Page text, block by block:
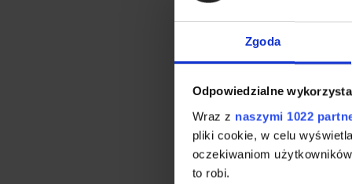
Zgoda
Odpowiedzialne
Wraz z naszymi 1022
pliki cookie, w celu
oczekiwaniom
to robi.